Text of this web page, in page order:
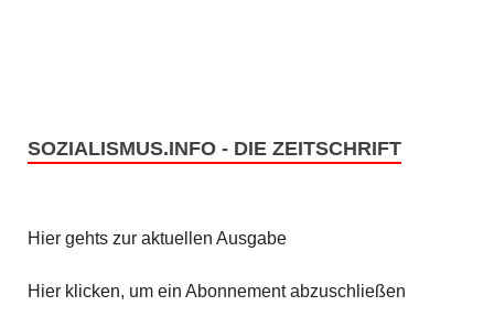
SOZIALISMUS.INFO - DIE ZEITSCHRIFT
Hier gehts zur aktuellen Ausgabe
Hier klicken, um ein Abonnement abzuschließen